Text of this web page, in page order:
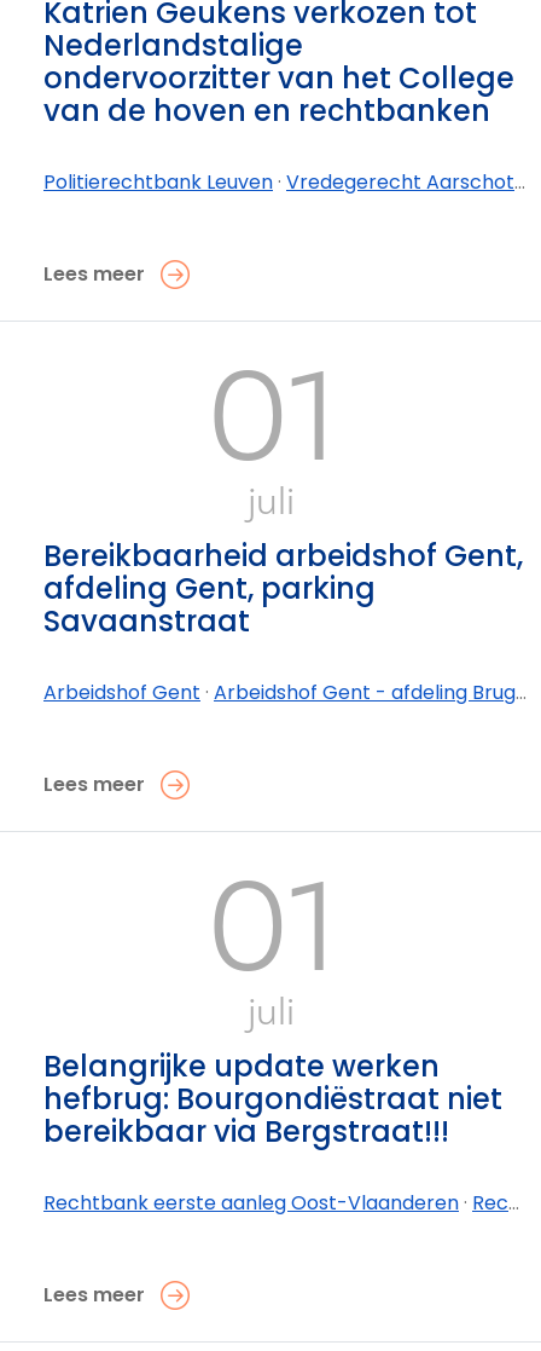
Katrien Geukens verkozen tot
Nederlandstalige
ondervoorzitter van het College
van de hoven en rechtbanken
Politierechtbank Leuven· Vredegerecht Aarschot·
Lees meer
01
juli
Bereikbaarheid arbeidshof Gent,
afdeling Gent, parking
Savaanstraat
Arbeidshof Gent · Arbeidshof Gent - afdeling Brugge
Lees meer
01
juli
Belangrijke update werken
hefbrug: Bourgondiëstraat niet
bereikbaar via Bergstraat!!!
Rechtbank eerste aanleg Oost-Vlaanderen· Rechtbank eerste aanleg Oost-Vlaanderen - afdeling Oudenaarde
Lees meer